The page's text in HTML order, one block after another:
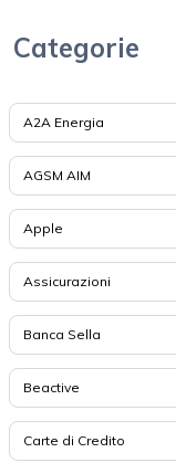
Categorie
A2A Energia
AGSM AIM
Apple
Assicurazioni
Banca Sella
Beactive
Carte di Credito